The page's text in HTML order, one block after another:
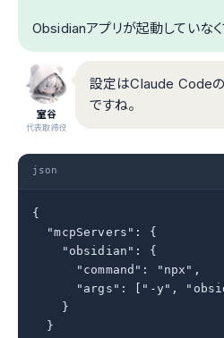
Obsidianアプリが起動していなく
室谷
代表取締役
設定はClaude Code
ですね。
json
{
  "mcpServers": {
    "obsidian": {
      "command": "npx",
"args": ["-y",
    }
  }